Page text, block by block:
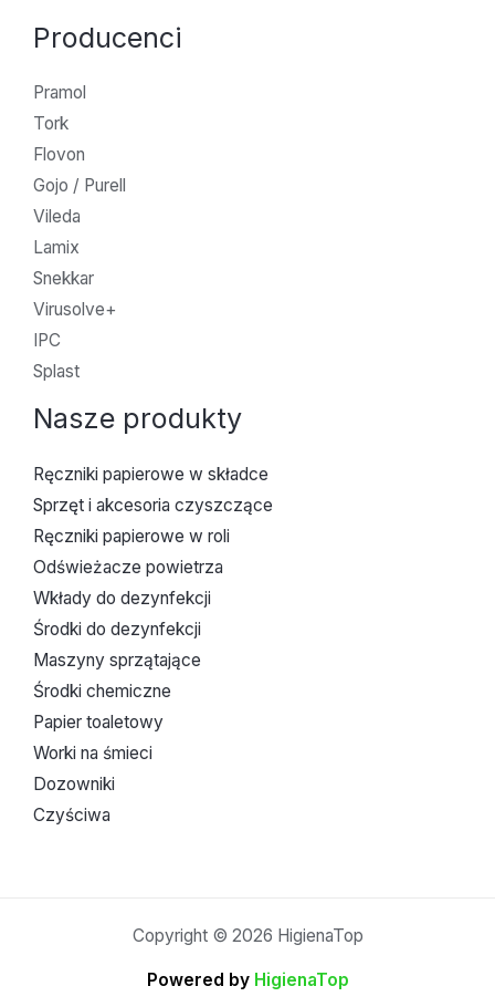
Producenci
Pramol
Tork
Flovon
Gojo / Purell
Vileda
Lamix
Snekkar
Virusolve+
IPC
Splast
Nasze produkty
Ręczniki papierowe w składce
Sprzęt i akcesoria czyszczące
Ręczniki papierowe w roli
Odświeżacze powietrza
Wkłady do dezynfekcji
Środki do dezynfekcji
Maszyny sprzątające
Środki chemiczne
Papier toaletowy
Worki na śmieci
Dozowniki
Czyściwa
Copyright © 2026 HigienaTop
Powered byHigienaTop